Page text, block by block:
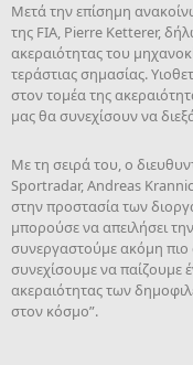
Μετά την επίσημη
της FIA, Pierre Ketterer,
ακεραιότητας του
τεράστιας σημασίας.
στον τομέα της
μας θα συνεχίσουν να
Με τη σειρά του, ο
Sportradar, Andreas
στην προστασία των
μπορούσε να απειλήσει
συνεργαστούμε ακόμη πιο
συνεχίσουμε να παίζουμε
ακεραιότητας των
στον κόσμο”.